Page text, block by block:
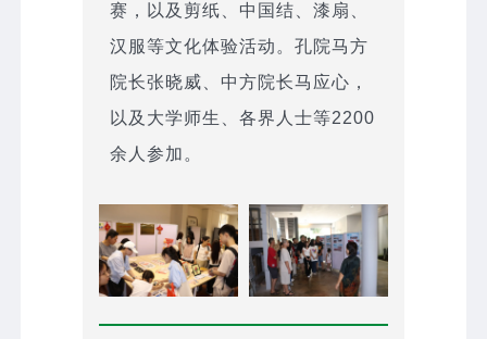
赛，以及剪纸、中国结、漆扇、
汉服等文化体验活动。孔院马方
院长张晓威、中方院长马应心，
以及大学师生、各界人士等2200
余人参加。